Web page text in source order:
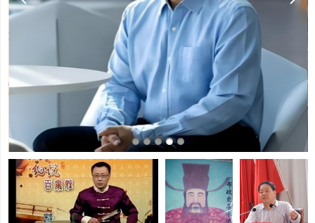
扈氏寻根寻亲：黑龙江闯关东支系（万占文守
扈氏寻根寻亲：黑龙江闯关东支系（万占文守永）寻族谱续辈分启事各位扈
氏宗亲、家人